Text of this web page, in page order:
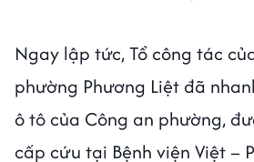
Ngay lập tức, Tổ công tác
phường Phương Liệt đã
ô tô của Công an phường,
cấp cứu tại Bệnh viện Việt –